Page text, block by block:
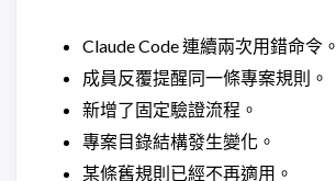
Claude Code 連續兩次用錯命令。
成員反覆提醒同一條專案規則。
新增了固定驗證流程。
專案目錄結構發生變化。
某條舊規則已經不再適用。